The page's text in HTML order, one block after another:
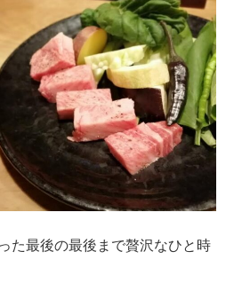
た最後の最後まで贅沢なひと時